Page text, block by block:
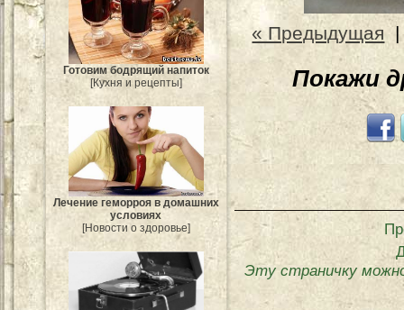
Готовим бодрящий напиток
[Кухня и рецепты]
Лечение геморроя в домашних
условиях
[Новости о здоровье]
« Предыдущая
Покажи
Эту страничку